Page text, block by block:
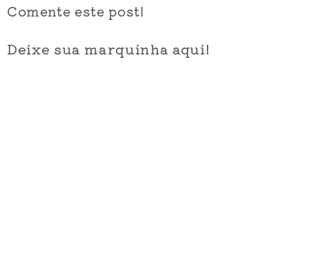
Comente este post!
Deixe sua marquinha aqui!